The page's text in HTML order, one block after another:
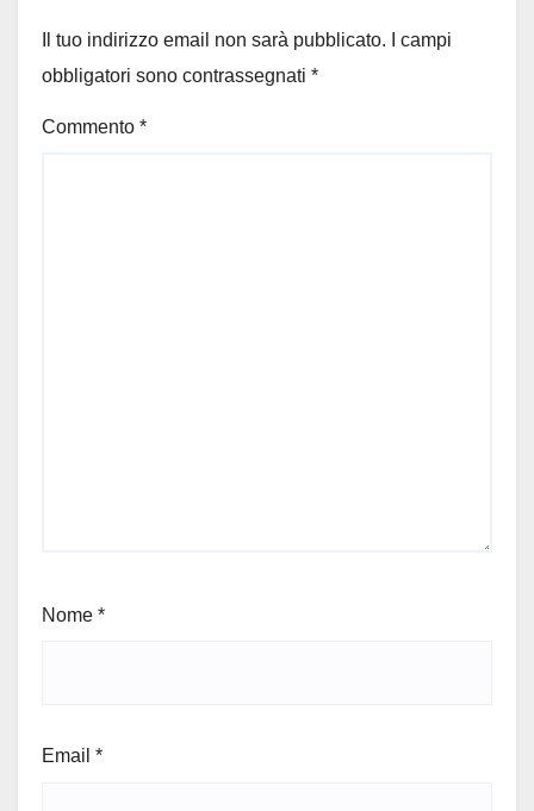
Il tuo indirizzo email non sarà pubblicato.
I campi
obbligatori sono contrassegnati *
Commento *
Nome *
Email *